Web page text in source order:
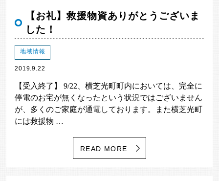
【お礼】救援物資ありがとうございま
した！
地域情報
2019.9.22
【受入終了】 9/22、横芝光町町内においては、完全に
停電のお宅が無くなったという状況ではございません
が、多くのご家庭が通電しております。また横芝光町
には救援物 …
READ MORE